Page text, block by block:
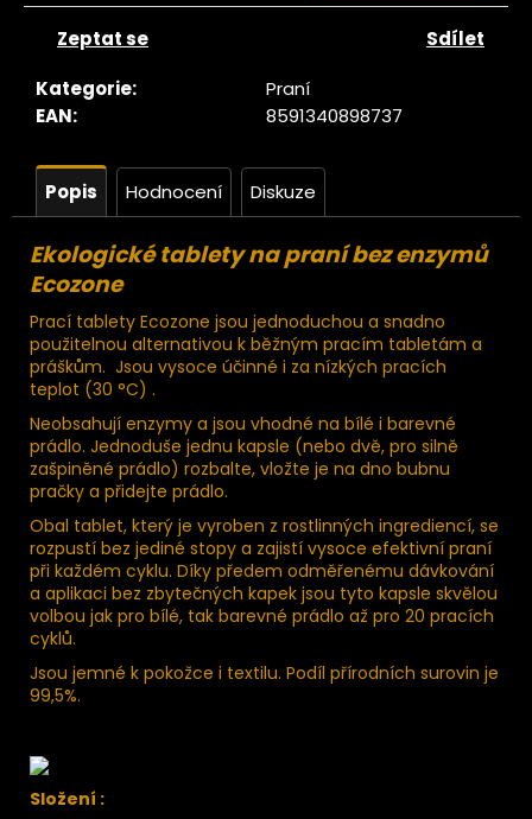
Kategorie:
Praní
EAN: 8591340898737
Zeptat se Sdílet
Popis Hodnocení Diskuze
Ekologické tablety na praní bez enzymů
Ecozone
Prací tablety Ecozone jsou jednoduchou a snadno
použitelnou alternativou k běžným pracím tabletám a
práškům. Jsou vysoce účinné i za nízkých pracích
teplot (30 °C) .
Neobsahují enzymy a jsou vhodné na bílé i barevné
prádlo. Jednoduše jednu kapsle (nebo dvě, pro silně
zašpiněné prádlo) rozbalte, vložte je na dno bubnu
pračky a přidejte prádlo.
Obal tablet, který je vyroben z rostlinných ingrediencí, se
rozpustí bez jediné stopy a zajistí vysoce efektivní praní
při každém cyklu. Díky předem odměřenému dávkování
a aplikaci bez zbytečných kapek jsou tyto kapsle skvělou
volbou jak pro bílé, tak barevné prádlo až pro 20 pracích
cyklů.
Jsou jemné k pokožce i textilu. Podíl přírodních surovin je
99,5%.
Složení :